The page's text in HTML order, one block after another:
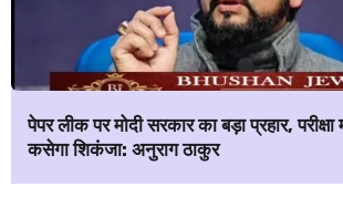
पेपर लीक पर मोदी सरकार का बड़ा प्रहार,
कसेगा शिकंजा: अनुराग ठाकुर